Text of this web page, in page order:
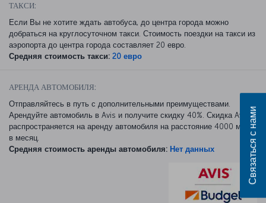
ТАКСИ:
Если Вы не хотите ждать автобуса, до центра города можно
добраться на круглосуточном такси. Стоимость поездки на такси из
аэропорта до центра города составляет 20 евро.
Средняя стоимость такси: 20 евро
АРЕНДА АВТОМОБИЛЯ:
Отправляйтесь в путь с дополнительными преимуществами.
Арендуйте автомобиль в Avis и получите скидку 40%. Скидка Avis
распространяется на аренду автомобиля на расстояние 4000 миль
в месяц.
Средняя стоимость аренды автомобиля: Нет данных Связаться с нами